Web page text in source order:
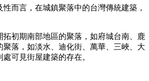
而言，在城鎮聚落中的台灣傳統建築，
拓初期南部地區的聚落，如府城台南、鹿
聚落，如淡水、迪化街、萬華、三峽、大
可見街屋建築的存在。